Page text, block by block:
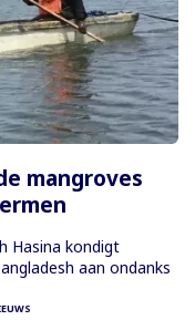
mangroves
Hasina kondigt
aan ondanks